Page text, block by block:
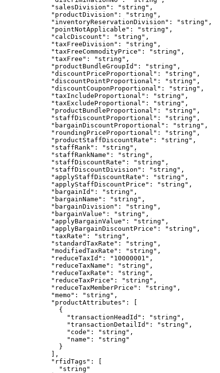
"salesDivision" : " string " ,
"productDivision" : " string " ,
"inventoryReservationDivision" : " string " ,
"pointNotApplicable" : " string " ,
"calcDiscount" : " string " ,
"taxFreeDivision" : " string " ,
"taxFreeCommodityPrice" : " string " ,
"taxFree" : " string " ,
"productBundleGroupId" : " string " ,
"discountPriceProportional" : " string " ,
"discountPointProportional" : " string " ,
"discountCouponProportional" : " string " ,
"taxIncludeProportional" : " string " ,
"taxExcludeProportional" : " string " ,
"productBundleProportional" : " string " ,
"staffDiscountProportional" : " string " ,
"bargainDiscountProportional" : " string " ,
"roundingPriceProportional" : " string " ,
"productStaffDiscountRate" : " string " ,
"staffRank" : " string " ,
"staffRankName" : " string " ,
"staffDiscountRate" : " string " ,
"staffDiscountDivision" : " string " ,
"applyStaffDiscountRate" : " string " ,
"applyStaffDiscountPrice" : " string " ,
"bargainId" : " string " ,
"bargainName" : " string " ,
"bargainDivision" : " string " ,
"bargainValue" : " string " ,
"applyBargainValue" : " string " ,
"applyBargainDiscountPrice" : " string " ,
"taxRate" : " string " ,
"standardTaxRate" : " string " ,
"modifiedTaxRate" : " string " ,
"reduceTaxId" : " 10000001 " ,
"reduceTaxName" : " string " ,
"reduceTaxRate" : " string " ,
"reduceTaxPrice" : " string " ,
"reduceTaxMemberPrice" : " string " ,
"memo" : " string " ,
"productAttributes" : [
{
"transactionHeadId" : " string " ,
"transactionDetailId" : " string " ,
"code" : " string " ,
"name" : " string "
}
],
"rfidTags" : [
" string "